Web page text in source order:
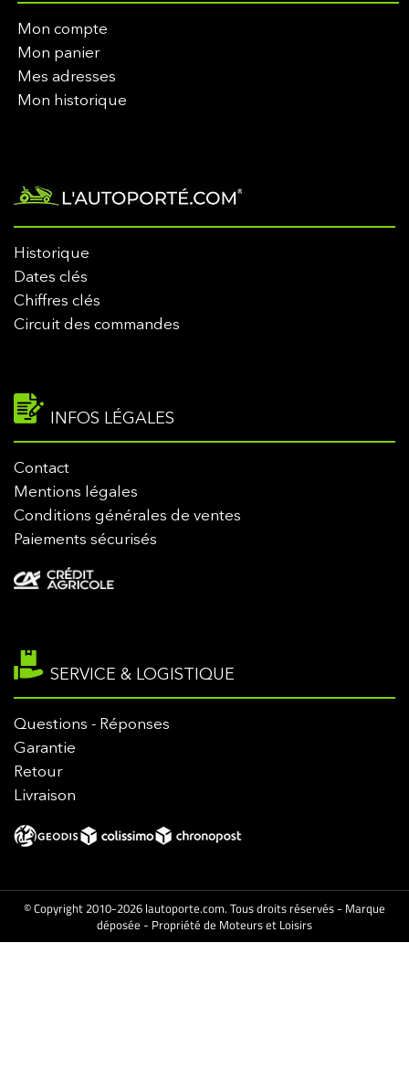
Mon compte
Mon panier
Mes adresses
Mon historique
Historique
Dates clés
Chiffres clés
Circuit des commandes
INFOS LÉGALES
Contact
Mentions légales
Conditions générales de ventes
Paiements sécurisés
SERVICE & LOGISTIQUE
Questions - Réponses
Garantie
Retour
Livraison
© Copyright 2010-2026 lautoporte.com. Tous droits réservés - Marque
déposée - Propriété de Moteurs et Loisirs